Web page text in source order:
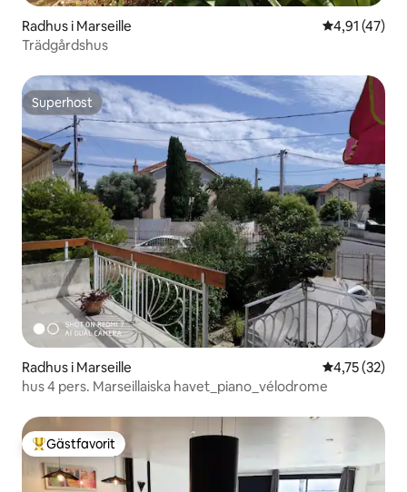
Radhus i Marseille 4,91 av 5 i
4,91 (47)
Trädgårdshus
Superhost
Superhost
Radhus i Marseille 4,75 av 5 i
4,75 (32)
hus 4 pers. Marseillaiska havet_piano_vélodrome
Populär gästfavorit
Gästfavorit